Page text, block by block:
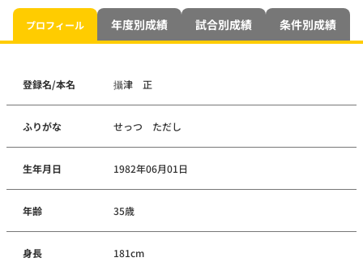
プロフィール 年度別成績 試合別成績 条件別成績
登録名/本名 攝津 正
ふりがな せっつ ただし
生年月日 1982年06月01日
年齢 35歳
身長 181cm